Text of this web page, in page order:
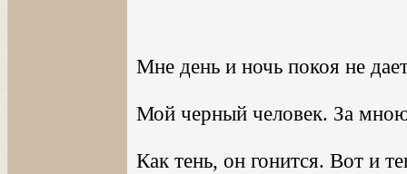
Мне день и ночь покоя не
Мой черный человек. За
Как тень, он гонится. Вот и